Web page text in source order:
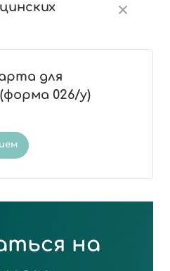
на
для
026/у)